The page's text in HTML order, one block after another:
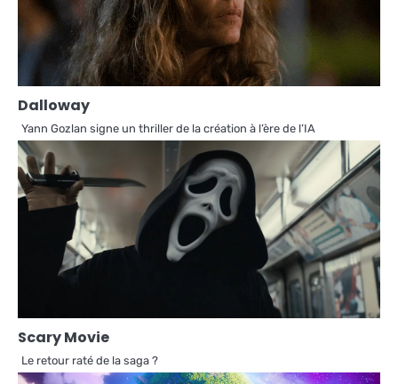
Dalloway
Yann Gozlan signe un thriller de la création à l’ère de l’IA
Scary Movie
Le retour raté de la saga ?